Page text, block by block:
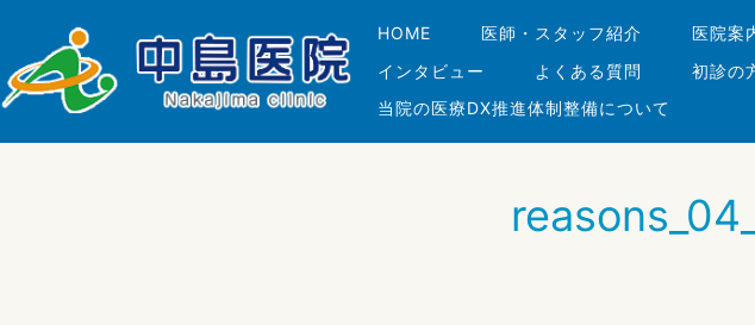
HOME 医師・スタッフ紹介 医院案
インタビュー
よくある質問 初診の
当院の医療DX推進体制整備について